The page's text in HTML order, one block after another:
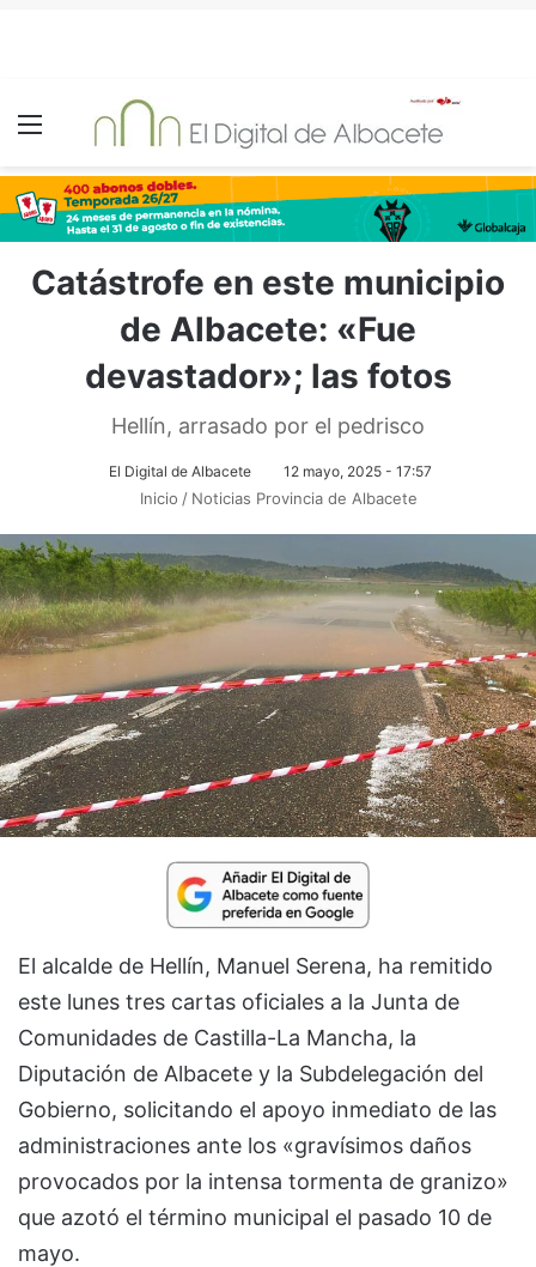
Menú
Catástrofe en este municipio
de Albacete: «Fue
devastador»; las fotos
Hellín, arrasado por el pedrisco
El Digital de Albacete 12 mayo, 2025 - 17:57
Inicio / Noticias Provincia de Albacete
El alcalde de Hellín, Manuel Serena, ha remitido
este lunes tres cartas oficiales a la Junta de
Comunidades de Castilla-La Mancha, la
Diputación de Albacete y la Subdelegación del
Gobierno, solicitando el apoyo inmediato de las
administraciones ante los «gravísimos daños
provocados por la intensa tormenta de granizo»
que azotó el término municipal el pasado 10 de
mayo.